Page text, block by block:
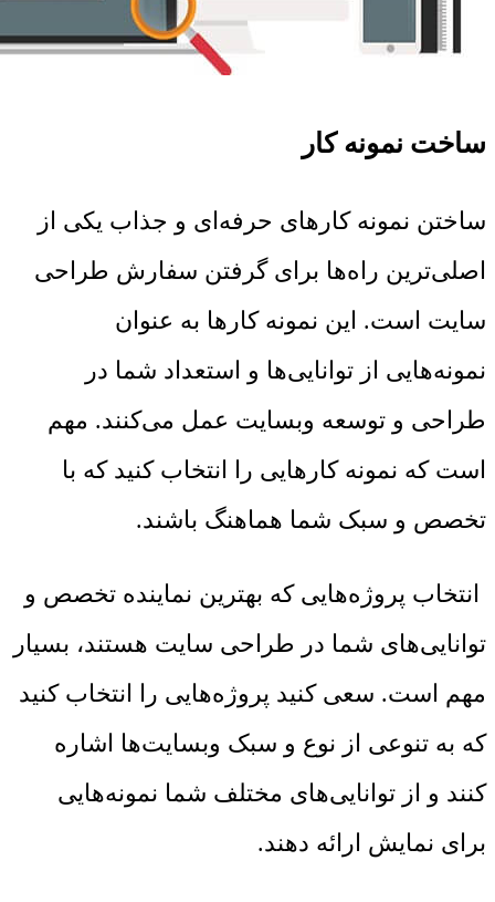
ساخت نمونه کار
ساختن نمونه کارهای حرفه‌ای و جذاب یکی از
اصلی‌ترین راه‌ها برای گرفتن سفارش طراحی
سایت است. این نمونه کارها به عنوان
نمونه‌هایی از توانایی‌ها و استعداد شما در
طراحی و توسعه وبسایت عمل می‌کنند. مهم
است که نمونه کارهایی را انتخاب کنید که با
تخصص و سبک شما هماهنگ باشند.
انتخاب پروژه‌هایی که بهترین نماینده تخصص و
توانایی‌های شما در طراحی سایت هستند، بسیار
مهم است. سعی کنید پروژه‌هایی را انتخاب کنید
که به تنوعی از نوع و سبک وبسایت‌ها اشاره
کنند و از توانایی‌های مختلف شما نمونه‌هایی
برای نمایش ارائه دهند.